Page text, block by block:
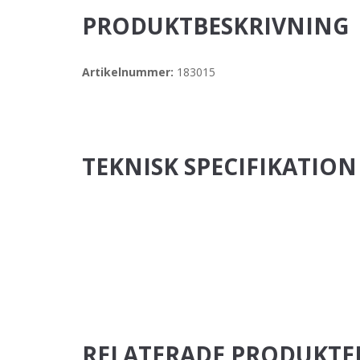
PRODUKTBESKRIVNING
Artikelnummer: 183015
TEKNISK SPECIFIKATION